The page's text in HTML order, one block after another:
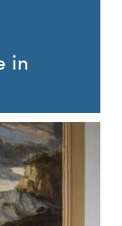
in